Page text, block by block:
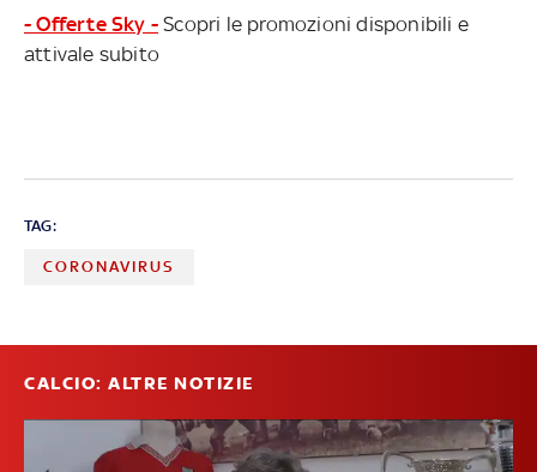
- Offerte Sky - Scopri le promozioni disponibili e
attivale subito
TAG:
CORONAVIRUS
CALCIO: ALTRE NOTIZIE